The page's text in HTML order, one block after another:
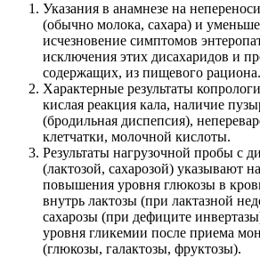
Указания в анамнезе на
(обычно молока, сахара) и
исчезновение симптомов
исключения этих дисахаридов и
содержащих, из пищевого рациона.
Характерные результаты
кислая реакция кала, наличие
(бродильная диспепсия),
клетчатки, молочной кислоты.
Результаты нагрузочной пробы с
(лактозой, сахарозой) указывают
повышения уровня глюкозы в
внутрь лактозы (при лактазной
сахарозы (при дефиците
уровня гликемии после приема
(глюкозы, галактозы, фруктозы).